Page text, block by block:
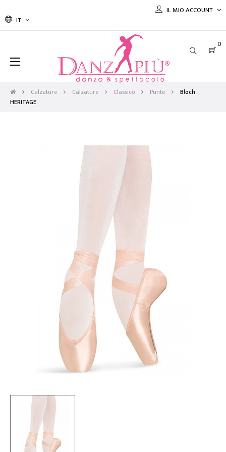
IT
IL MIO ACCOUNT
0
navigazione
Toggle
☰
Calzature Calzature Classico Punte
Bloch
HERITAGE